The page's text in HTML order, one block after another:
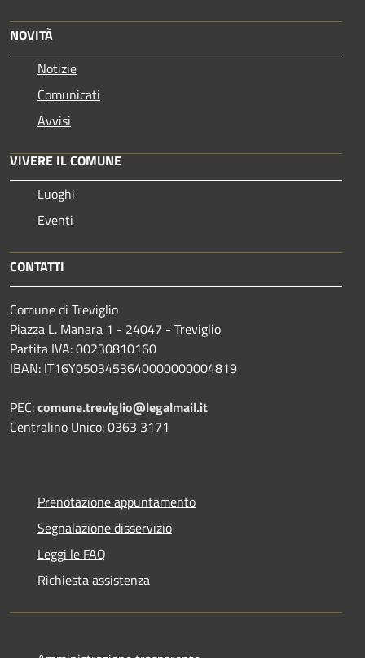
NOVITÀ
Notizie
Comunicati
Avvisi
VIVERE IL COMUNE
Luoghi
Eventi
CONTATTI
Comune di Treviglio
Piazza L. Manara 1 - 24047 - Treviglio
Partita IVA: 00230810160
IBAN: IT16Y0503453640000000004819
PEC:comune.treviglio@legalmail.it
Centralino Unico: 0363 3171
Prenotazione appuntamento
Segnalazione disservizio
Leggi le FAQ
Richiesta assistenza